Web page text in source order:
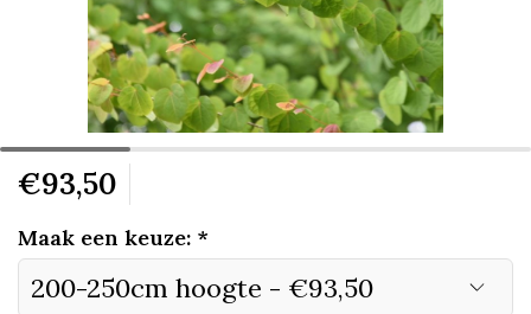
€93,50
Maak een keuze: *